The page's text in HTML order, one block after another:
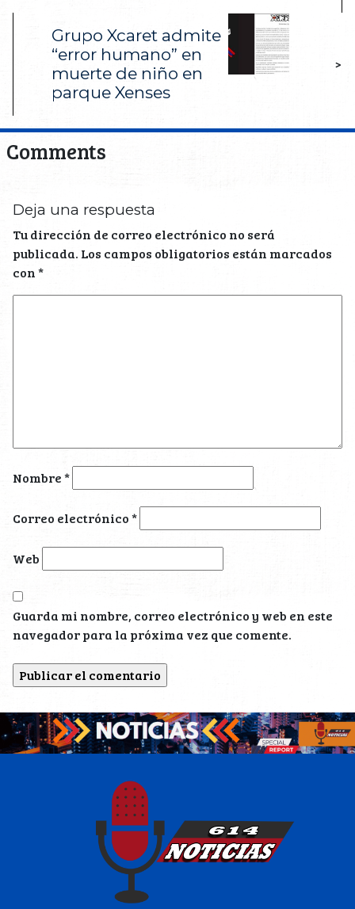
Grupo Xcaret admite
“error humano” en
muerte de niño en
parque Xenses
>
Comments
Deja una respuesta
Tu dirección de correo electrónico no será
publicada. Los campos obligatorios están marcados
con*
Nombre*
Correo electrónico*
Web
Guarda mi nombre, correo electrónico y web en este
navegador para la próxima vez que comente.